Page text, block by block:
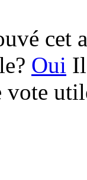
cet
Oui